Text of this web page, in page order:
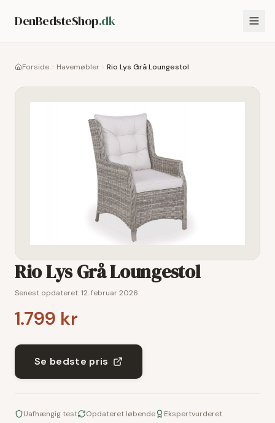
DenBedsteShop.dk
Forside Havemøbler Rio Lys Grå Loungestol
Rio Lys Grå Loungestol
Senest opdateret:12. februar 2026
1.799 kr
Se bedste pris
Uafhængig test Opdateret løbende Ekspertvurderet